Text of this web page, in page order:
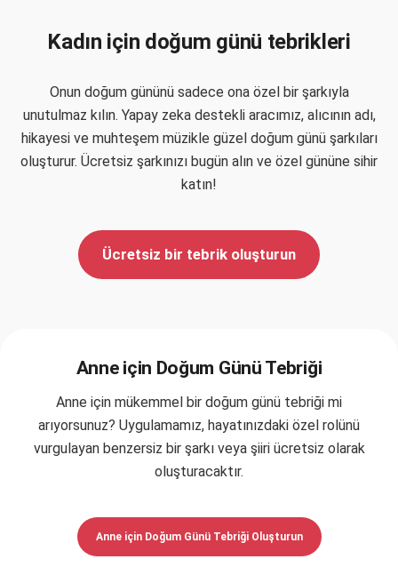
Kadın için doğum günü tebrikleri
Onun doğum gününü sadece ona özel bir şarkıyla
unutulmaz kılın. Yapay zeka destekli aracımız, alıcının adı,
hikayesi ve muhteşem müzikle güzel doğum günü şarkıları
oluşturur. Ücretsiz şarkınızı bugün alın ve özel gününe sihir
katın!
Ücretsiz bir tebrik oluşturun
Anne için Doğum Günü Tebriği
Anne için mükemmel bir doğum günü tebriği mi
arıyorsunuz? Uygulamamız, hayatınızdaki özel rolünü
vurgulayan benzersiz bir şarkı veya şiiri ücretsiz olarak
oluşturacaktır.
Anne için Doğum Günü Tebriği Oluşturun